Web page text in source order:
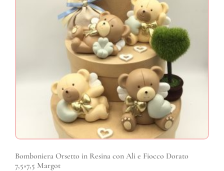
Bomboniera Orsetto in Resina con Ali e Fiocco Dorato
7,5×7,5 Margot